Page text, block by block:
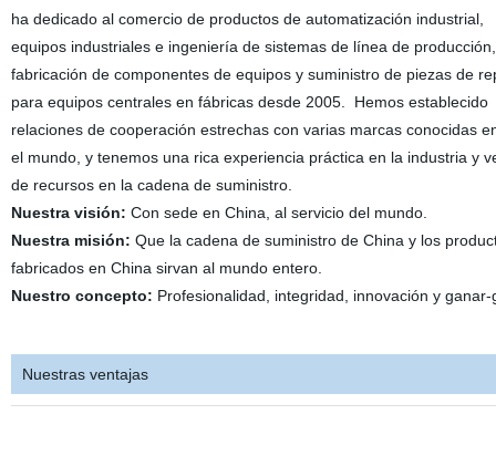
ha dedicado al comercio de productos de automatización industrial,
equipos industriales e ingeniería de sistemas de línea de producción,
fabricación de componentes de equipos y suministro de piezas de
para equipos centrales en fábricas desde 2005. Hemos establecido
relaciones de cooperación estrechas con varias marcas conocidas
el mundo, y tenemos una rica experiencia práctica en la industria y
de recursos en la cadena de suministro.
Nuestra visión: Con sede en China, al servicio del mundo.
Nuestra misión: Que la cadena de suministro de China y los
fabricados en China sirvan al mundo entero.
Nuestro concepto: Profesionalidad, integridad, innovación y ganar-
Nuestras ventajas